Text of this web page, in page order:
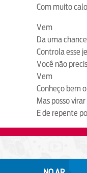
Com muito
Vem
Da uma
Controla esse
Você não
Vem
Conheço bem
Mas posso
E de repente